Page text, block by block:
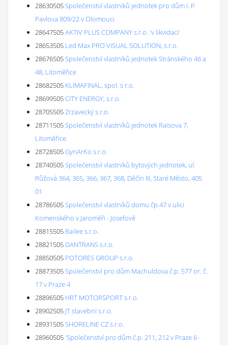
28630505Společenství vlastníků jednotek pro dům I. P.
Pavlova 809/22 v Olomouci
28647505AKTIV PLUS COMPANY s.r.o. 'v likvidaci'
28653505 Led Max PRO VISUAL SOLUTION, s.r.o.
28676505Společenství vlastníků jednotek Stránského 46 a
48, Litoměřice
28682505 KLIMAFINAL, spol. s r.o.
28699505CITY ENERGY, s.r.o.
28705505Zrzavecký s.r.o.
28711505Společenství vlastníků jednotek Raisova 7,
Litoměřice
28728505GynArKo s.r.o.
28740505Společenství vlastníků bytových jednotek, ul.
Růžová 364, 365, 366, 367, 368, Děčín III, Staré Město, 405
01
28786505Společenství vlastníků domu čp.47 v ulici
Komenského v Jaroměři - Josefově
28815505 Bailee s.r.o.
28821505 DANTRANS s.r.o.
28850505 POTORES GROUP s.r.o.
28873505Společenství pro dům Machuldova č.p. 577 or. č.
17 v Praze 4
28896505 HRT MOTORSPORT s.r.o.
28902505 JT stavební s.r.o.
28931505SHORELINE CZ s.r.o.
28960505'Společenství pro dům č.p. 211, 212 v Praze 6 -